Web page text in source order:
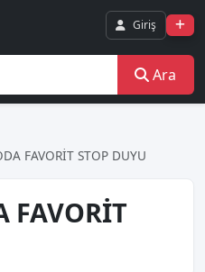
Giriş
Ara
FAVORİT STOP DUYU
FAVORİT